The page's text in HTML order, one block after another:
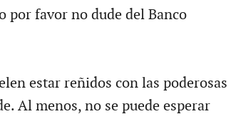
por favor no dude del Banco
estar reñidos con las poderosas
Al menos, no se puede esperar